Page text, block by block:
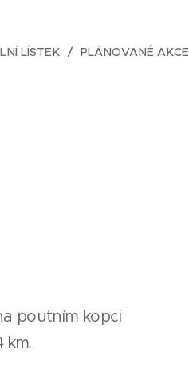
LÍSTEK PLÁNOVANÉ AKCE
poutním kopci
km.